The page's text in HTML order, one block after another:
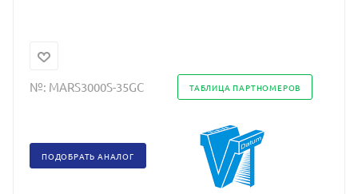
№: MARS3000S-35GC ТАБЛИЦА ПАРТНОМЕРОВ
ПОДОБРАТЬ АНАЛОГ